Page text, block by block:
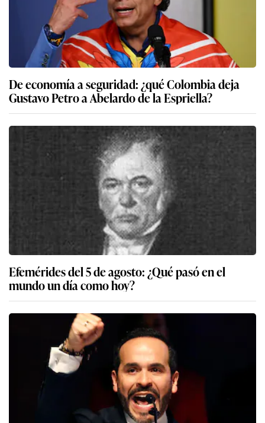
De economía a seguridad: ¿qué Colombia deja
Gustavo Petro a Abelardo de la Espriella?
Efemérides del 5 de agosto: ¿Qué pasó en el
mundo un día como hoy?